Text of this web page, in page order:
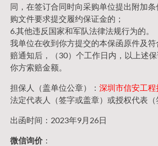
同，在签订合同时向采购单位提出附加
购文件要求提交履约保证金的；
6.其他违反国家和军队法律法规行为的。
我单位在收到你方提交的本保函原件及
赔通知后，（30）个工作日内，以上述
你方索赔金额。
担保人（盖单位公章）： 深圳市信安工
法定代表人（签字或盖章）或授权代表（
出函时间：2023年9月26日
微信询价：